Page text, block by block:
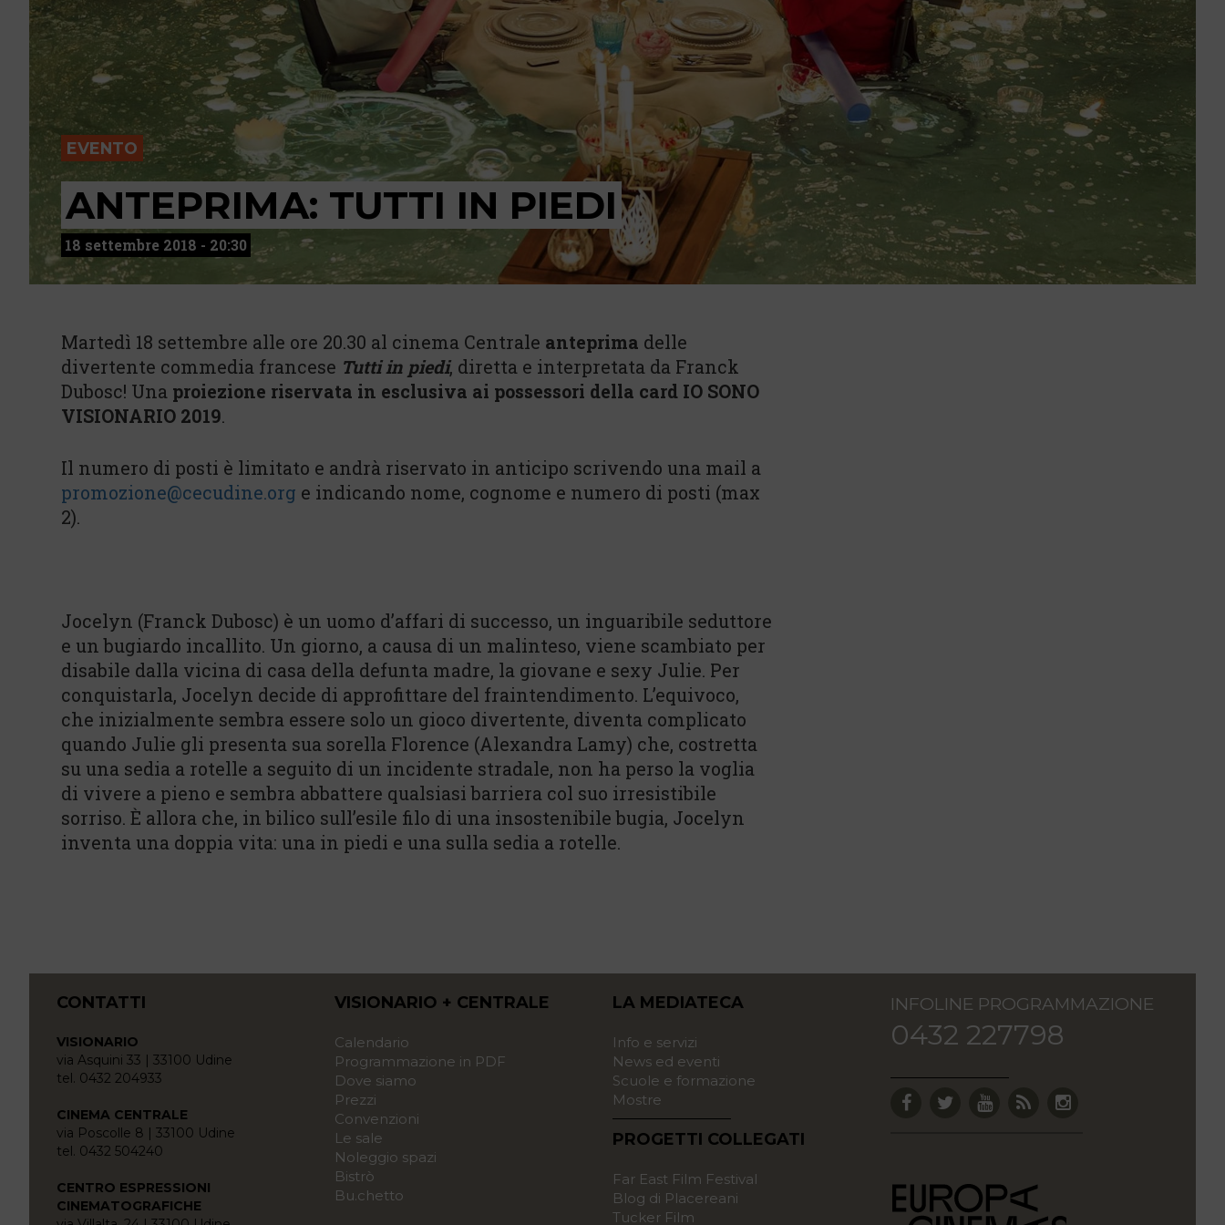
EVENTO
ANTEPRIMA: TUTTI IN PIEDI
18 settembre 2018 - 20:30
Martedì 18 settembre alle ore 20.30 al cinema Centrale anteprima delle
divertente commedia francese Tutti in piedi, diretta e interpretata da Franck
Dubosc! Una proiezione riservata in esclusiva ai possessori della card IO SONO
VISIONARIO 2019.
Il numero di posti è limitato e andrà riservato in anticipo scrivendo una mail a
promozione@cecudine.org e indicando nome, cognome e numero di posti (max
2).
Jocelyn (Franck Dubosc) è un uomo d’affari di successo, un inguaribile seduttore
e un bugiardo incallito. Un giorno, a causa di un malinteso, viene scambiato per
disabile dalla vicina di casa della defunta madre, la giovane e sexy Julie. Per
conquistarla, Jocelyn decide di approfittare del fraintendimento. L’equivoco,
che inizialmente sembra essere solo un gioco divertente, diventa complicato
quando Julie gli presenta sua sorella Florence (Alexandra Lamy) che, costretta
su una sedia a rotelle a seguito di un incidente stradale, non ha perso la voglia
di vivere a pieno e sembra abbattere qualsiasi barriera col suo irresistibile
sorriso. È allora che, in bilico sull’esile filo di una insostenibile bugia, Jocelyn
inventa una doppia vita: una in piedi e una sulla sedia a rotelle.
CONTATTI
VISIONARIO
via Asquini 33 | 33100 Udine
tel. 0432 204933
CINEMA CENTRALE
via Poscolle 8 | 33100 Udine
tel. 0432 504240
CENTRO ESPRESSIONI
CINEMATOGRAFICHE
VISIONARIO + CENTRALE
Calendario
Programmazione in PDF
Dove siamo
Prezzi
Convenzioni
Le sale
Noleggio spazi
Bistrò
Bu.chetto
LA MEDIATECA
Info e servizi
News ed eventi
Scuole e formazione
Mostre
PROGETTI COLLEGATI
Far East Film Festival
Blog di Placereani
Tucker Film
INFOLINE PROGRAMMAZIONE
0432 227798